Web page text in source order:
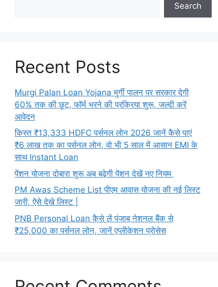
Search
Recent Posts
Murgi Palan Loan Yojana मुर्गी पालन पर सरकार देगी
60% तक की छूट, फॉर्म भरने की प्रक्रिया शुरू, जल्दी करें
आवेदन
किस्त ₹13,333 HDFC पर्सनल लोन 2026 जानें कैसे पाएं
₹6 लाख तक का पर्सनल लोन, वो भी 5 साल में आसान EMI के
साथ Instant Loan
पेंशन योजना दोबारा शुरू अब बढ़ेगी पेंशन देखें नए नियम
PM Awas Scheme List पीएम आवास योजना की नई लिस्ट
जारी, ऐसे देखे लिस्ट |
PNB Personal Loan कैसे लें पंजाब नेशनल बैंक से
₹25,000 का पर्सनल लोन, जानें एप्लीकेशन प्रोसेस